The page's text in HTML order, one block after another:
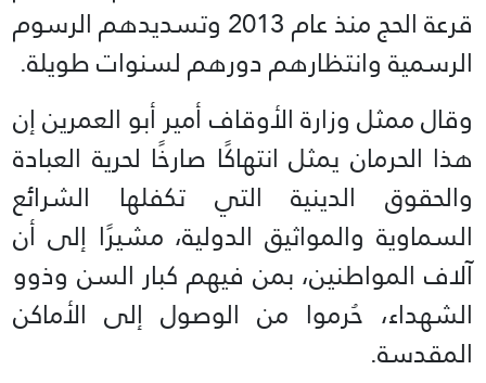
قرعة الحج منذ عام 2013 وتسديدهم الرسوم
الرسمية وانتظارهم دورهم لسنوات طويلة.
وقال ممثل وزارة الأوقاف أمير أبو العمرين إن
هذا الحرمان يمثل انتهاكًا صارخًا لحرية العبادة
والحقوق الدينية التي تكفلها الشرائع
السماوية والمواثيق الدولية، مشيرًا إلى أن
آلاف المواطنين، بمن فيهم كبار السن وذوو
الشهداء، حُرموا من الوصول إلى الأماكن
المقدسة.